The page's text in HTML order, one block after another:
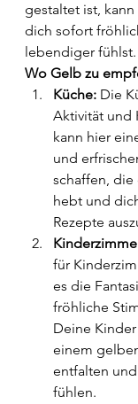
gestaltet ist, kann
dich sofort
lebendiger fühlst.
Wo Gelb zu
Küche: Die
Aktivität und
kann hier
und
schaffen,
hebt und
Rezepte
für
es die
fröhliche
Deine
einem
entfalten
fühlen.